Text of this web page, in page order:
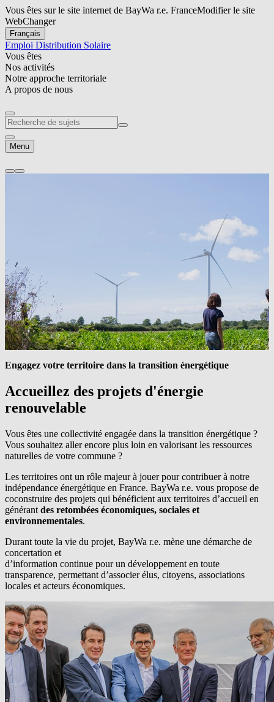
Vous êtes sur le site internet de BayWa r.e. FranceModifier le site
WebChanger
Français
Emploi Distribution Solaire
Vous êtes
Nos activités
Notre approche territoriale
A propos de nous
Menu
Engagez votre territoire dans la transition énergétique
Accueillez des projets d'énergie
renouvelable
Vous êtes une collectivité engagée dans la transition énergétique ?
Vous souhaitez aller encore plus loin en valorisant les ressources
naturelles de votre commune ?
Les territoires ont un rôle majeur à jouer pour contribuer à notre
indépendance énergétique en France. BayWa r.e. vous propose de
coconstruire des projets qui bénéficient aux territoires d’accueil en
générant des retombées économiques, sociales et
environnementales.
Durant toute la vie du projet, BayWa r.e. mène une démarche de
concertation et
d’information continue pour un développement en toute
transparence, permettant d’associer élus, citoyens, associations
locales et acteurs économiques.